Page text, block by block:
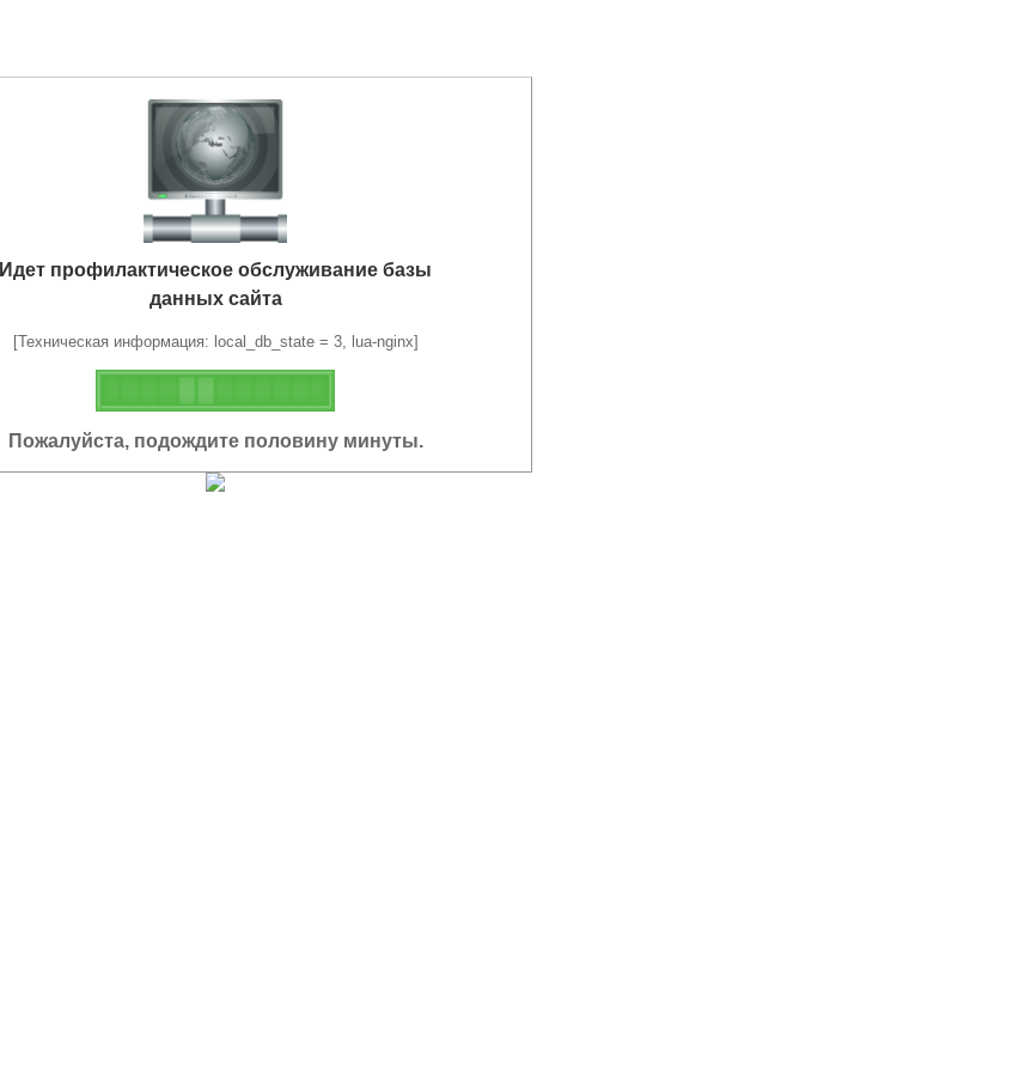
Идет профилактическое обслуживание базы
данных сайта
[Техническая информация: local_db_state = 3, lua-nginx]
Пожалуйста, подождите половину минуты.